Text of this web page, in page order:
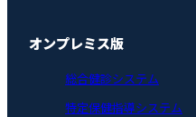
オンプレミス版
総合健診システム
特定保健指導システム